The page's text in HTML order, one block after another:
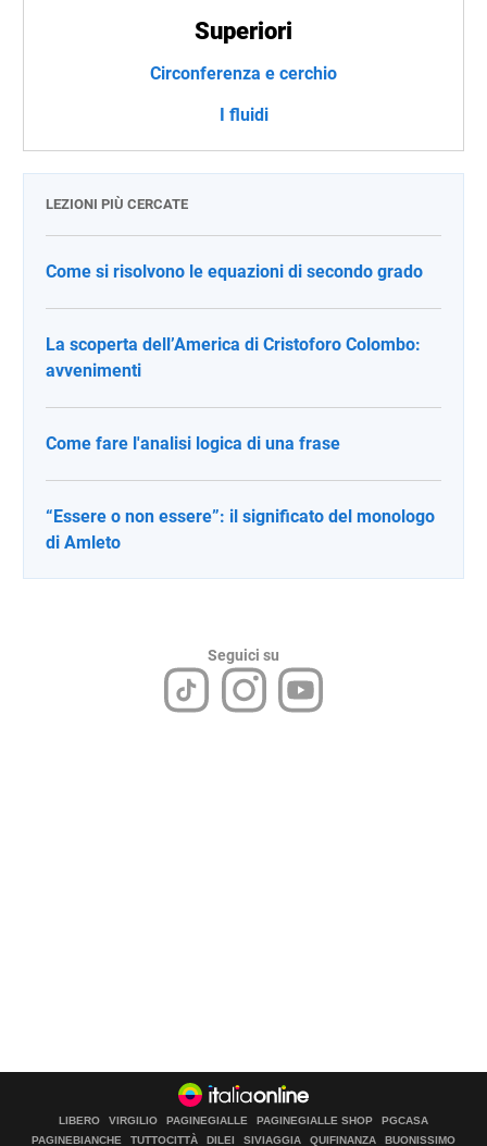
Superiori
Circonferenza e cerchio
I fluidi
LEZIONI PIÙ CERCATE
Come si risolvono le equazioni di secondo grado
La scoperta dell’America di Cristoforo Colombo:
avvenimenti
Come fare l'analisi logica di una frase
“Essere o non essere”: il significato del monologo
di Amleto
Seguici su
LIBERO VIRGILIO PAGINEGIALLE PAGINEGIALLE SHOP
PGCASA
PAGINEBIANCHE
TUTTOCITTÀ DILEI SIVIAGGIA QUIFINANZA BUONISSIMO